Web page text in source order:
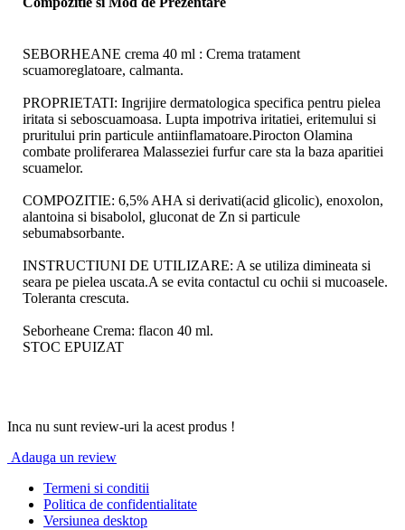
SEBORHEANE crema 40 ml : Crema tratament
scuamoreglatoare, calmanta.
PROPRIETATI: Ingrijire dermatologica specifica pentru pielea
iritata si seboscuamoasa. Lupta impotriva iritatiei, eritemului si
pruritului prin particule antiinflamatoare.Pirocton Olamina
combate proliferarea Malasseziei furfur care sta la baza aparitiei
scuamelor.
COMPOZITIE: 6,5% AHA si derivati(acid glicolic), enoxolon,
alantoina si bisabolol, gluconat de Zn si particule
sebumabsorbante.
INSTRUCTIUNI DE UTILIZARE: A se utiliza dimineata si
seara pe pielea uscata.A se evita contactul cu ochii si mucoasele.
­Toleranta crescuta.
Seborheane Crema: flacon 40 ml.
STOC EPUIZAT
Inca nu sunt review-uri la acest produs !
Adauga un review
Termeni si conditii
Politica de confidentialitate
Versiunea desktop